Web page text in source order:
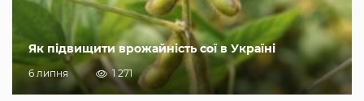
Як підвищити врожайність сої в Україні
6 липня 1 271